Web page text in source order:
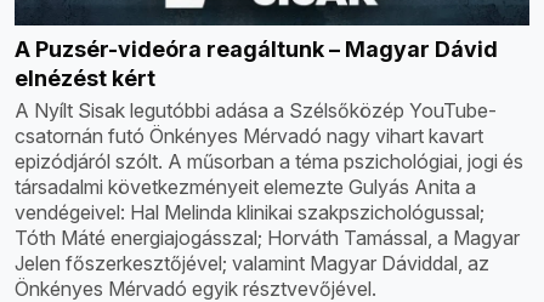
A Puzsér-videóra reagáltunk – Magyar Dávid
elnézést kért
A Nyílt Sisak legutóbbi adása a Szélsőközép YouTube-
csatornán futó Önkényes Mérvadó nagy vihart kavart
epizódjáról szólt. A műsorban a téma pszichológiai, jogi és
társadalmi következményeit elemezte Gulyás Anita a
vendégeivel: Hal Melinda klinikai szakpszichológussal;
Tóth Máté energiajogásszal; Horváth Tamással, a Magyar
Jelen főszerkesztőjével; valamint Magyar Dáviddal, az
Önkényes Mérvadó egyik résztvevőjével.